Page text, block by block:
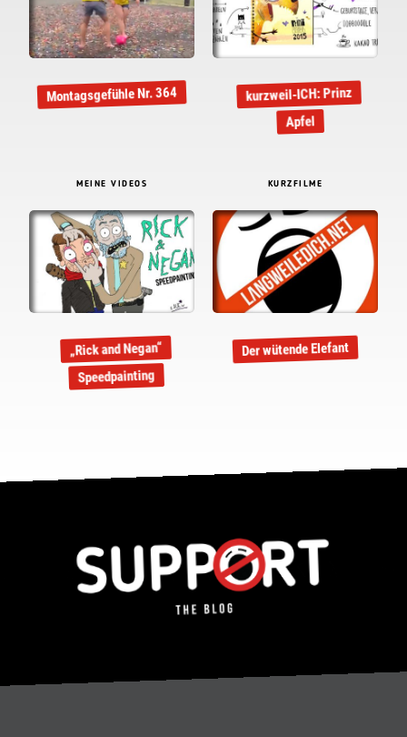
Montagsgefühle Nr. 364 kurzweil-ICH: Prinz
Apfel
MEINE VIDEOS
„Rick and Negan“
Speedpainting
KURZFILME
Der wütende Elefant